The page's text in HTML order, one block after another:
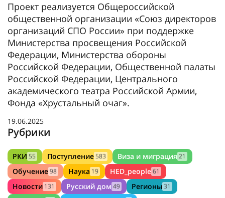
Проект реализуется Общероссийской
общественной организации «Союз директоров
организаций СПО России» при поддержке
Министерства просвещения Российской
Федерации, Министерства обороны
Российской Федерации, Общественной палаты
Российской Федерации, Центрального
академического театра Российской Армии,
Фонда «Хрустальный очаг».
19.06.2025
Рубрики
РКИ 55 Поступление583 Виза и миграция 21
Обучение98 Наука 19 HED_people61
Новости 131 Русский дом 49 Регионы31